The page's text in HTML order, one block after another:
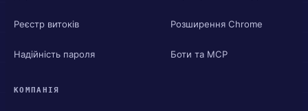
Реєстр витоків
Надійність пароля
Розширення Chrome
Боти та MCP
КОМПАНІЯ